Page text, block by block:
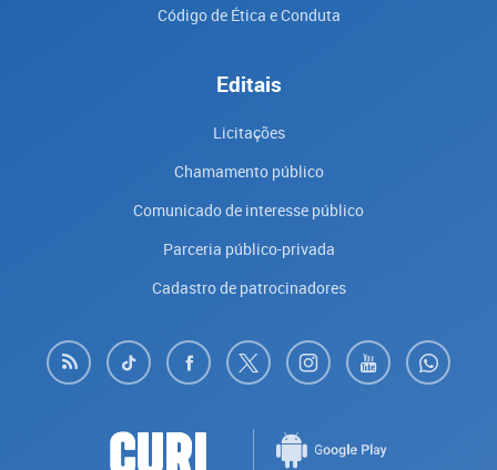
Código de Ética e Conduta
Editais
Licitações
Chamamento público
Comunicado de interesse público
Parceria público-privada
Cadastro de patrocinadores